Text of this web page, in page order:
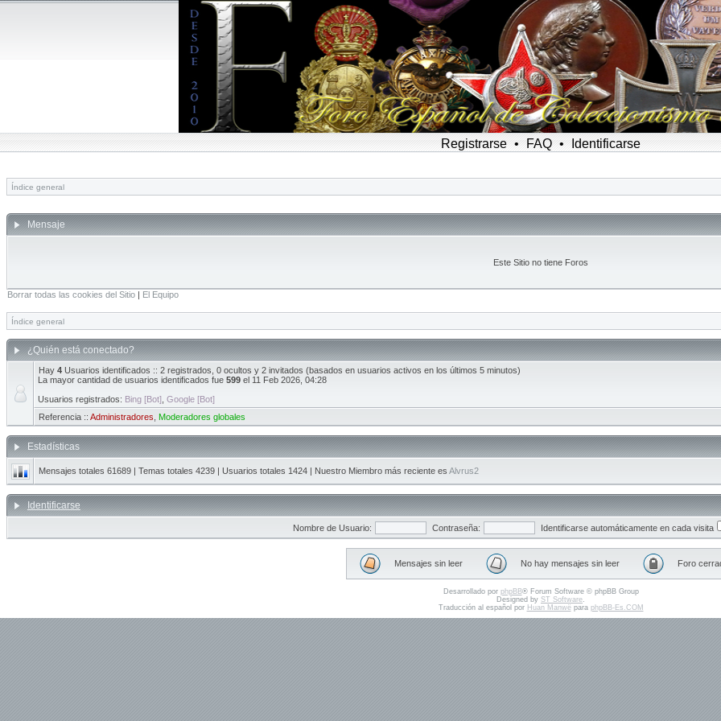
Registrarse • FAQ • Identificarse
Índice general
Mensaje
Este Sitio no tiene Foros
Borrar todas las cookies del Sitio | El Equipo
Índice general
¿Quién está conectado?
Hay 4 Usuarios identificados :: 2 registrados, 0 ocultos y 2 invitados (basados en usuarios activos en los últimos 5 minutos)
La mayor cantidad de usuarios identificados fue 599 el 11 Feb 2026, 04:28
Usuarios registrados: Bing [Bot] Google [Bot]
Referencia :: Administradores Moderadores globales
Estadísticas
Mensajes totales 61689 | Temas totales 4239 | Usuarios totales 1424 | Nuestro Miembro más reciente es Alvrus2
Identificarse
Nombre de Usuario: Contraseña: Identificarse automáticamente en cada visita
Mensajes sin leer No hay mensajes sin leer Foro
Desarrollado por phpBB® Forum Software © phpBB Group
Designed by ST Software.
Traducción al español por Huan Manwëpara phpBB-Es.COM